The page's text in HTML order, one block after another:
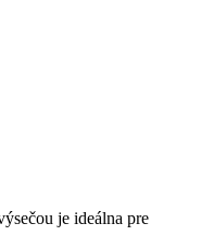
je ideálna pre